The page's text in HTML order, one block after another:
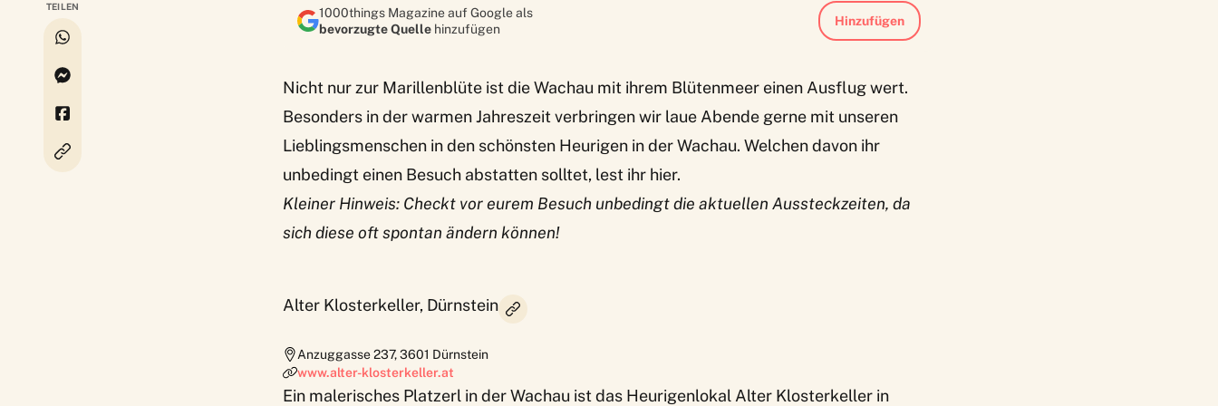
TEILEN
1000things Magazine auf Google als
bevorzugte Quelle hinzufügen
Hinzufügen
Nicht nur zur Marillenblüte ist die Wachau mit ihrem Blütenmeer einen Ausflug wert.
Besonders in der warmen Jahreszeit verbringen wir laue Abende gerne mit unseren
Lieblingsmenschen in den schönsten Heurigen in der Wachau. Welchen davon ihr
unbedingt einen Besuch abstatten solltet, lest ihr hier.
Kleiner Hinweis: Checkt vor eurem Besuch unbedingt die aktuellen Aussteckzeiten, da
sich diese oft spontan ändern können!
Alter Klosterkeller, Dürnstein
Anzuggasse 237,3601 Dürnstein
www.alter-klosterkeller.at
Ein malerisches Platzerl in der Wachau ist das Heurigenlokal Alter Klosterkeller in